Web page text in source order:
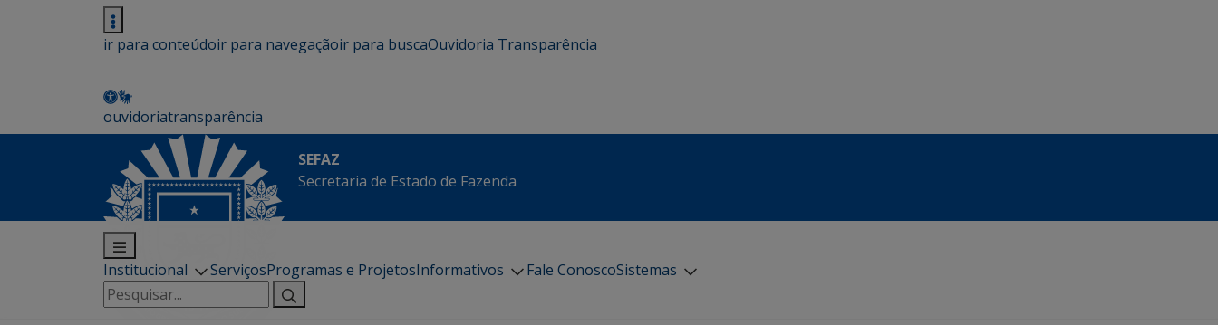
ir para conteúdoir para navegaçãoir para buscaOuvidoria Transparência
ouvidoriatransparência
SEFAZ
Secretaria de Estado de Fazenda
Institucional ServiçosProgramas e ProjetosInformativos Fale ConoscoSistemas
Pesquisar
por: